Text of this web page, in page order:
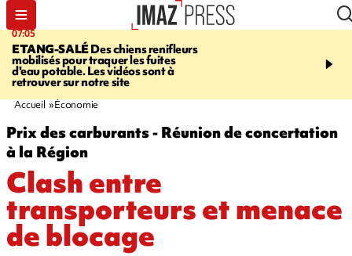
07:05
ETANG-SALÉDes chiens renifleurs
mobilisés pour traquer les fuites
d'eau potable. Les vidéos sont à
retrouver sur notre site
09:53
CATASTROPHIQUE
sécheresse, incendies -
Accueil Économie
Prix des carburants - Réunion de concertation
à la Région
Clash entre
transporteurs et menace
de blocage